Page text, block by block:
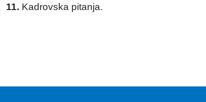
11. Kadrovska pitanja.